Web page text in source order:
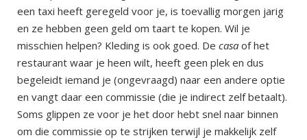
een taxi heeft geregeld voor je, is toevallig morgen jarig
en ze hebben geen geld om taart te kopen. Wil je
misschien helpen? Kleding is ook goed. De casa of het
restaurant waar je heen wilt, heeft geen plek en dus
begeleidt iemand je (ongevraagd) naar een andere optie
en vangt daar een commissie (die je indirect zelf betaalt).
Soms glippen ze voor je het door hebt snel naar binnen
om die commissie op te strijken terwijl je makkelijk zelf